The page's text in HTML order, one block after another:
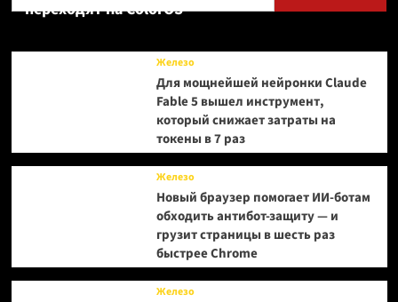
переходят на ColorOS
Железо
Для мощнейшей нейронки Claude
Fable 5 вышел инструмент,
который снижает затраты на
токены в 7 раз
Железо
Новый браузер помогает ИИ-ботам
обходить антибот-защиту — и
грузит страницы в шесть раз
быстрее Chrome
Железо